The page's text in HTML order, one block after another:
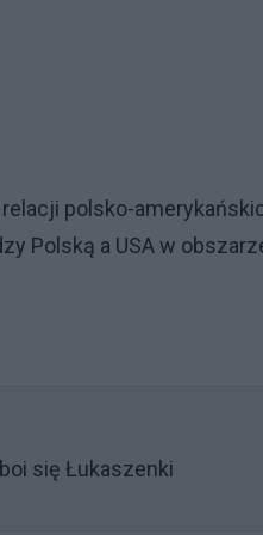
polsko-
Polską a USA w
się Łukaszenki